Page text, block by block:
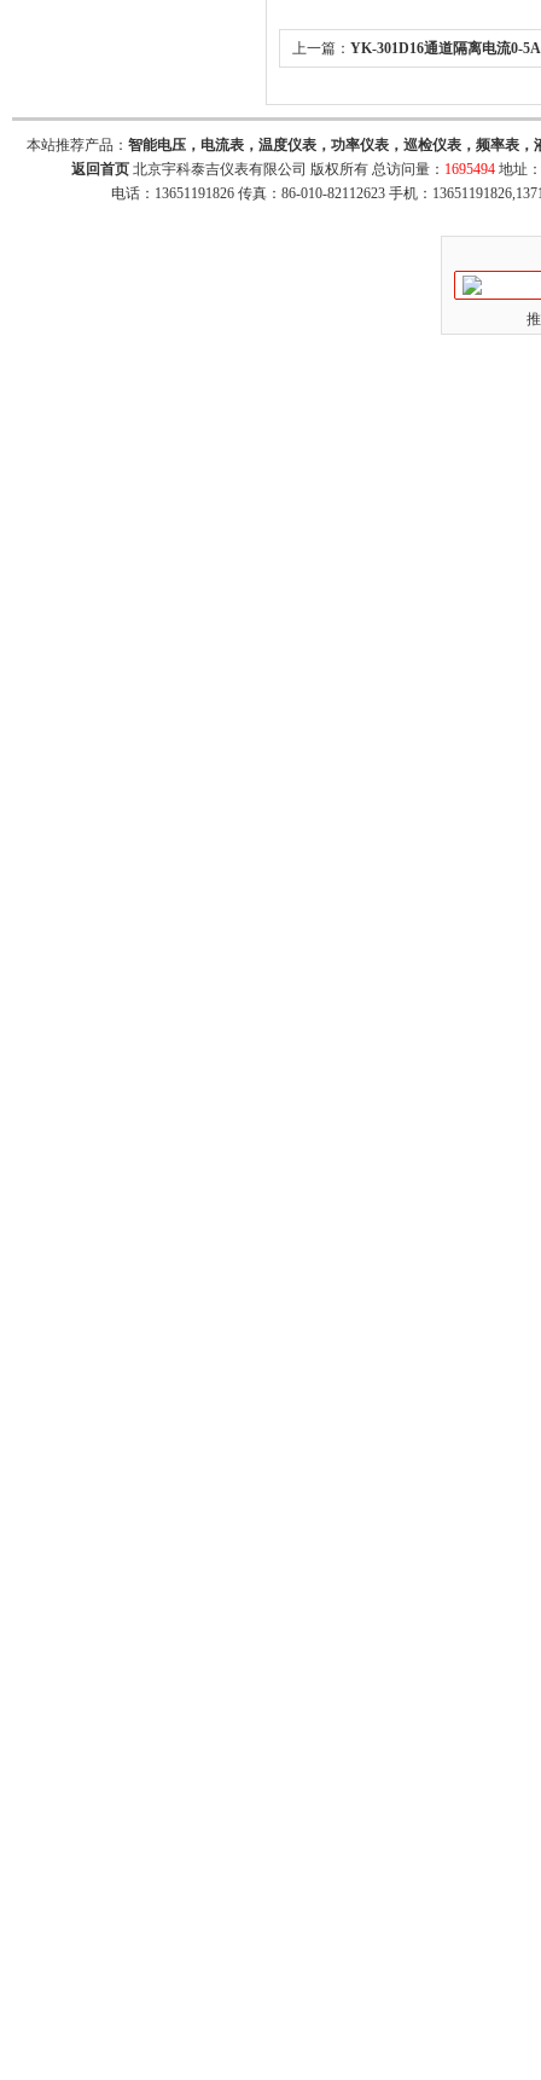
上一篇： YK-301D16通道隔离电流0-
本站推荐产品： 智能电压，电流表，温度仪表，功率仪表，巡检仪表，频率表
返回首页 北京宇科泰吉仪表有限公司 版权所有 总访问量： 1695494 地址
电话：13651191826 传真：86-010-82112623 手机：